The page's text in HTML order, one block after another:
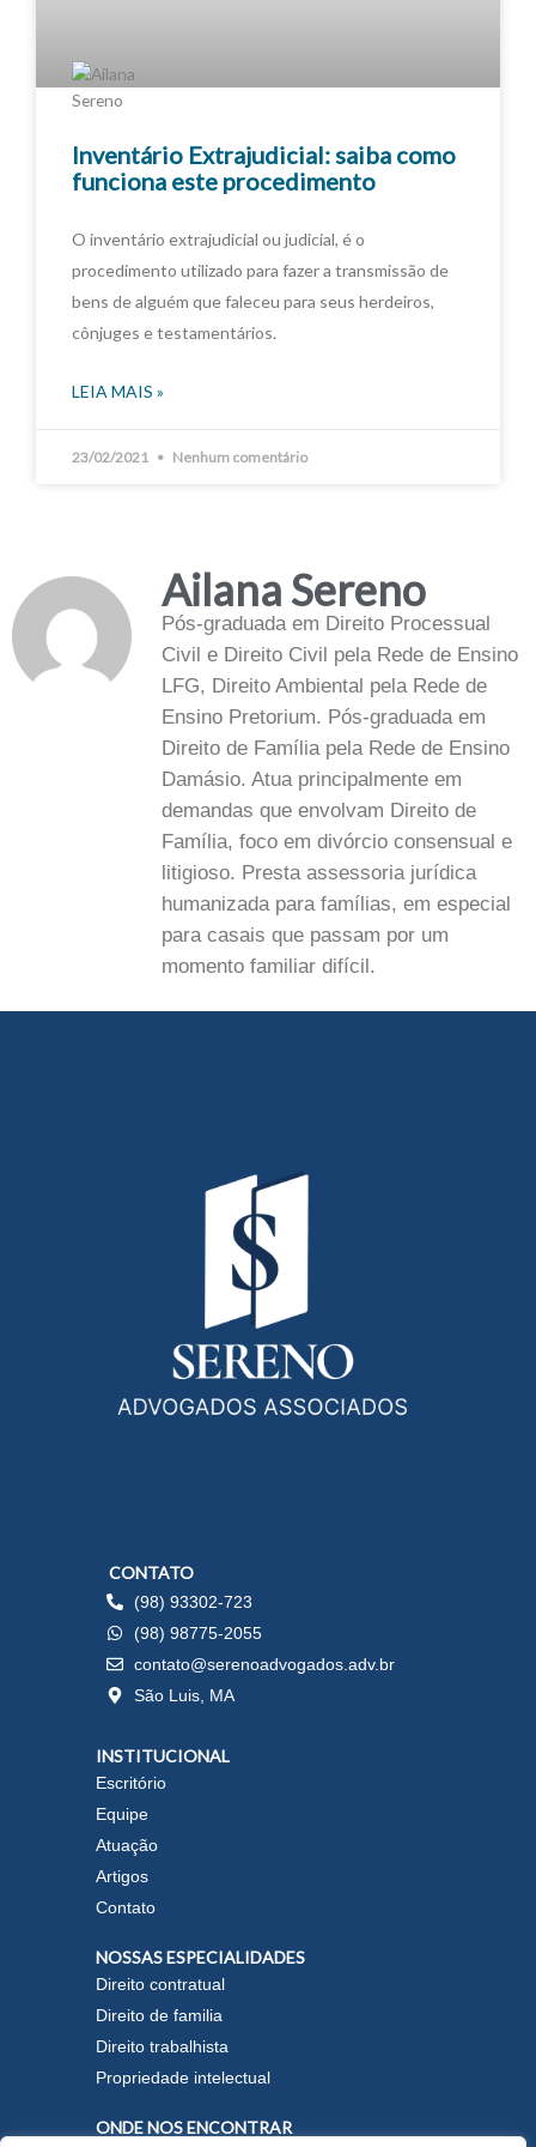
Inventário Extrajudicial: saiba como
funciona este procedimento
O inventário extrajudicial ou judicial, é o
procedimento utilizado para fazer a transmissão de
bens de alguém que faleceu para seus herdeiros,
cônjuges e testamentários.
LEIA MAIS »
23/02/2021 Nenhum comentário
Ailana Sereno
Pós-graduada em Direito Processual
Civil e Direito Civil pela Rede de Ensino
LFG, Direito Ambiental pela Rede de
Ensino Pretorium. Pós-graduada em
Direito de Família pela Rede de Ensino
Damásio. Atua principalmente em
demandas que envolvam Direito de
Família, foco em divórcio consensual e
litigioso. Presta assessoria jurídica
humanizada para famílias, em especial
para casais que passam por um
momento familiar difícil.
CONTATO
(98) 93302-723
(98) 98775-2055
contato@serenoadvogados.adv.br
São Luis, MA
INSTITUCIONAL
Escritório
Equipe
Atuação
Artigos
Contato
NOSSAS ESPECIALIDADES
Direito contratual
Direito de familia
Direito trabalhista
Propriedade intelectual
ONDE NOS ENCONTRAR